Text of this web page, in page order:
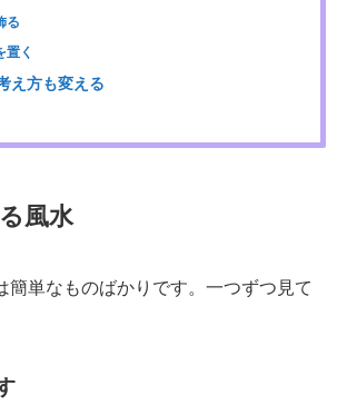
る
置く
え方も変える
風水
簡単なものばかりです。一つずつ見て